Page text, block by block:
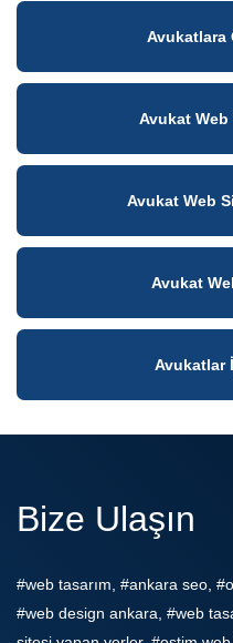
Avukatlara
Avukat
Avukat Web
Avukat
Avukatlar
Bize Ulaşın
#web tasarım, #ankara seo,
#web design ankara, #web